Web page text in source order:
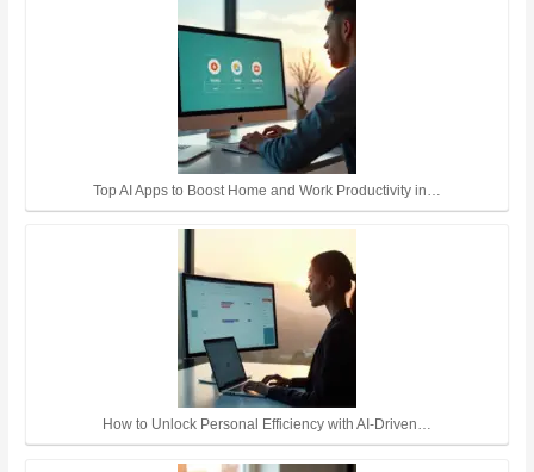
Top AI Apps to Boost Home and Work Productivity in…
How to Unlock Personal Efficiency with AI-Driven…